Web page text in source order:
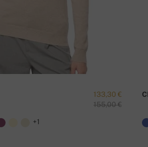
133,30 €
155,00 €
+1